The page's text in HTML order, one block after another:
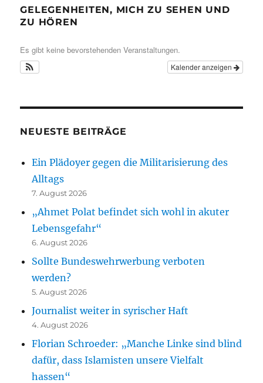
GELEGENHEITEN, MICH ZU SEHEN UND
ZU HÖREN
Es gibt keine bevorstehenden Veranstaltungen.
Kalender anzeigen
NEUESTE BEITRÄGE
Ein Plädoyer gegen die Militarisierung des
Alltags
7. August 2026
„Ahmet Polat befindet sich wohl in akuter
Lebensgefahr“
6. August 2026
Sollte Bundeswehrwerbung verboten
werden?
5. August 2026
Journalist weiter in syrischer Haft
4. August 2026
Florian Schroeder: „Manche Linke sind blind
dafür, dass Islamisten unsere Vielfalt
hassen“